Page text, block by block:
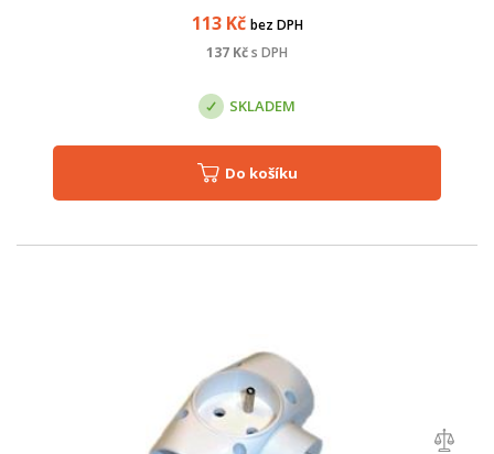
113Kč bez DPH
137 Kčs DPH
SKLADEM
Do košíku